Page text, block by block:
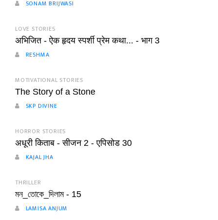
SONAM BRIJWASI
LOVE STORIES
अभिजित - ऐक हृदय स्पर्शी प्रेम कथा... - भाग 3
RESHMA
MOTIVATIONAL STORIES
The Story of a Stone
SKP DIVINE
HORROR STORIES
अधूरी किताब - सीजन 2 - एपिसोड 30
KAJAL JHA
THRILLER
মন_তোকে_দিলাম - 15
LAMISA ANJUM